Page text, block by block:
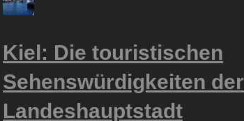
Kiel: Die touristischen
Sehenswürdigkeiten der
Landeshauptstadt